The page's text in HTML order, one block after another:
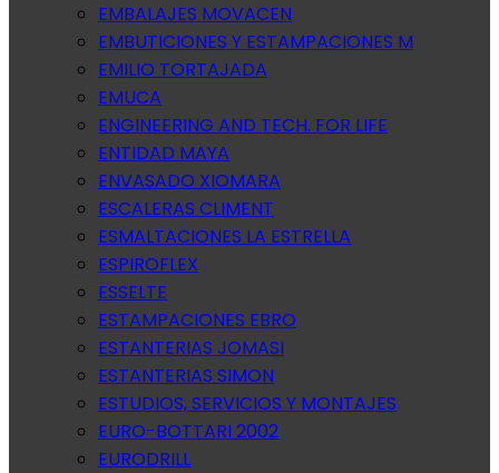
EMBALAJES MOVACEN
EMBUTICIONES Y ESTAMPACIONES M
EMILIO TORTAJADA
EMUCA
ENGINEERING AND TECH. FOR LIFE
ENTIDAD MAYA
ENVASADO XIOMARA
ESCALERAS CLIMENT
ESMALTACIONES LA ESTRELLA
ESPIROFLEX
ESSELTE
ESTAMPACIONES EBRO
ESTANTERIAS JOMASI
ESTANTERIAS SIMON
ESTUDIOS, SERVICIOS Y MONTAJES
EURO-BOTTARI 2002
EURODRILL